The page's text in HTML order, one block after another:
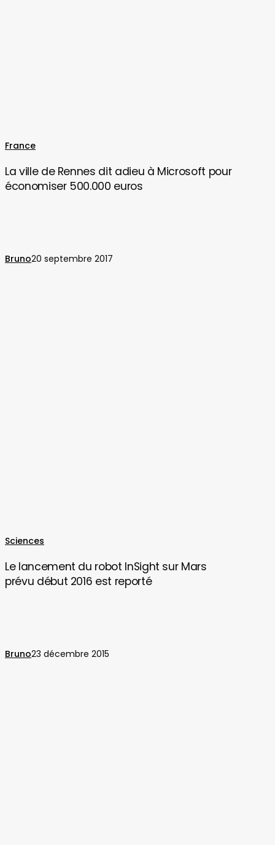
FranceLa
de
Rennes
pour
La ville de Rennes dit adieu à Microsoft pour
économiser 500.000 euros
Bruno20 septembre 2017
Sciences
du
robot
début
Le lancement du robot InSight sur Mars
prévu début 2016 est reporté
Bruno23 décembre 2015